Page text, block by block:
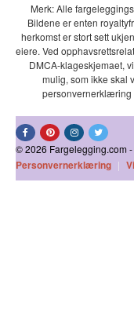
Merk: Alle
Bildene er enten
herkomst er stort sett
eiere. Ved
DMCA-klageskjemaet,
mulig, som ikke skal
personvernerklæring
© 2026 Fargelegging.com
Personvernerklæring |